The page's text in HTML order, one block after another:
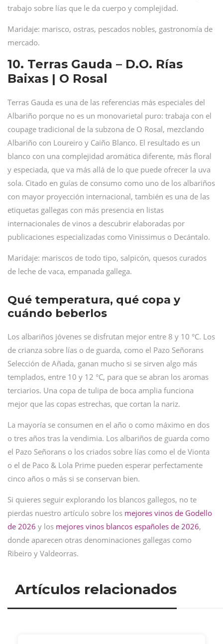
trabajo sobre lías que le da cuerpo y complejidad.
Maridaje: marisco, ostras, pescados nobles, gastronomía de
mercado.
10. Terras Gauda – D.O. Rías
Baixas | O Rosal
Terras Gauda es una de las referencias más especiales del
Albariño porque no es un monovarietal puro: trabaja con el
coupage tradicional de la subzona de O Rosal, mezclando
Albariño con Loureiro y Caiño Blanco. El resultado es un
blanco con una complejidad aromática diferente, más floral
y especiada, que va más allá de lo que puede ofrecer la uva
sola. Citado en guías de consumo como uno de los albariños
con mayor proyección internacional, también es una de las
etiquetas gallegas con más presencia en listas
internacionales de vinos a descubrir elaboradas por
publicaciones especializadas como Vinissimus o Decántalo.
Maridaje: mariscos de todo tipo, salpicón, quesos curados
de leche de vaca, empanada gallega.
Qué temperatura, qué copa y
cuándo beberlos
Los albariños jóvenes se disfrutan mejor entre 8 y 10 °C. Los
de crianza sobre lías o de guarda, como el Pazo Señorans
Selección de Añada, ganan mucho si se sirven algo más
templados, entre 10 y 12 °C, para que se abran los aromas
terciarios. Una copa de tulipa de boca amplia funciona
mejor que las copas estrechas, que cortan la nariz.
La mayoría se consumen en el año o como máximo en dos
o tres años tras la vendimia. Los albariños de guarda como
el Pazo Señorans o los criados sobre lías como el de Vionta
o el de Paco & Lola Prime pueden esperar perfectamente
cinco años o más si se conservan bien.
Si quieres seguir explorando los blancos gallegos, no te
pierdas nuestro artículo sobre los mejores vinos de Godello
de 2026 y los mejores vinos blancos españoles de 2026,
donde aparecen otras denominaciones gallegas como
Ribeiro y Valdeorras.
Artículos relacionados